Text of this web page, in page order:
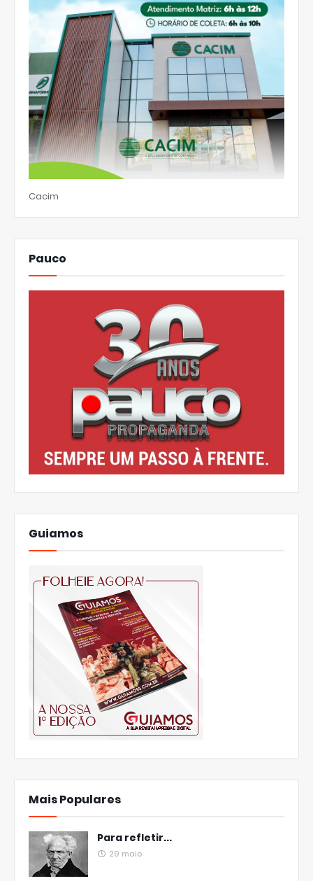
Cacim
Pauco
Guiamos
Mais Populares
Para refletir...
29 maio